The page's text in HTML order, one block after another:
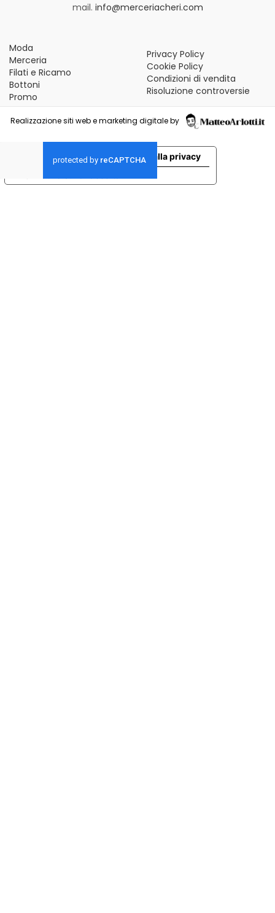
mail. info@merceriacheri.com
Moda
Merceria
Filati e Ricamo
Bottoni
Promo
Privacy Policy
Cookie Policy
Condizioni di vendita
Risoluzione controversie
Realizzazione siti web e marketing digitale by
Le tue preferenze relative alla privacy